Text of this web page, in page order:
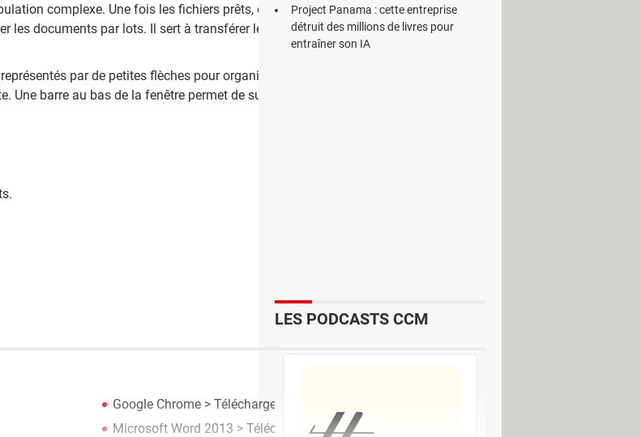
complexe. Une fois les fichiers prêts, on clique sur Transfert. L'utilitaire
les documents par lots. Il sert à transférer les vidéos vers les appareils
par de petites flèches pour organiser les transferts. On peut modifier
Une barre au bas de la fenêtre permet de suivre l'évolution de la tâche.
Google Chrome > Télécharger - Navigateurs
Microsoft Word 2013 > Télécharger - Traitement de texte
Project Panama : cette entreprise
détruit des millions de livres pour
entraîner son IA
LES PODCASTS CCM